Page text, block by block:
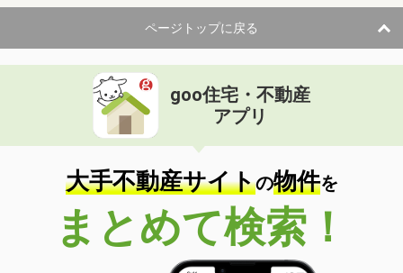
ページトップに戻る
goo住宅・不動産
アプリ
大手不動産サイトの物件を
まとめて検索！